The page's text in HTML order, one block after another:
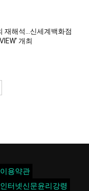
재해석…신세계백화점
개최
이용약관
인터넷신문윤리강령